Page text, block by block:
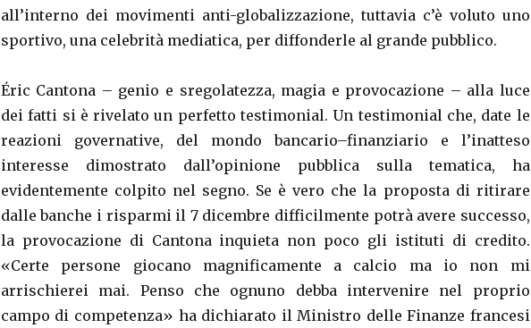
all’interno dei movimenti anti-globalizzazione, tuttavia c’è voluto uno
sportivo, una celebrità mediatica, per diffonderle al grande pubblico.
Éric Cantona – genio e sregolatezza, magia e provocazione – alla luce
dei fatti si è rivelato un perfetto testimonial. Un testimonial che, date le
reazioni governative, del mondo bancario–finanziario e l’inatteso
interesse dimostrato dall’opinione pubblica sulla tematica, ha
evidentemente colpito nel segno. Se è vero che la proposta di ritirare
dalle banche i risparmi il 7 dicembre difficilmente potrà avere successo,
la provocazione di Cantona inquieta non poco gli istituti di credito.
«Certe persone giocano magnificamente a calcio ma io non mi
arrischierei mai. Penso che ognuno debba intervenire nel proprio
campo di competenza» ha dichiarato il Ministro delle Finanze francesi